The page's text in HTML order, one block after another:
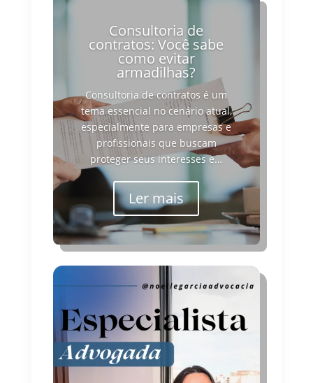
Consultoria de
contratos: Você sabe
como evitar
armadilhas?
Consultoria de contratos é um
tema essencial no cenário atual,
especialmente para empresas e
profissionais que buscam
proteger seus interesses e…
Ler mais